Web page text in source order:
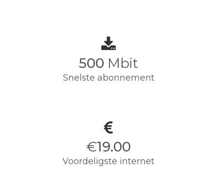
500 Mbit
Snelste abonnement
€19.00
Voordeligste internet